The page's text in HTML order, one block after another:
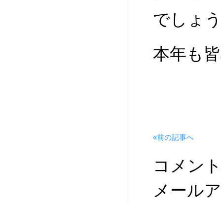
でしょ
本年も
«前の記事へ
コメン
メール